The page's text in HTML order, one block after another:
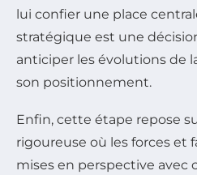
lui confier une place
stratégique est une
anticiper les évolutions de
son positionnement.
Enfin, cette étape repose
rigoureuse où les forces et
mises en perspective avec